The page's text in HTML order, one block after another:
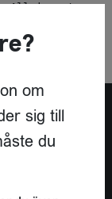
is not a
om
sig till
du